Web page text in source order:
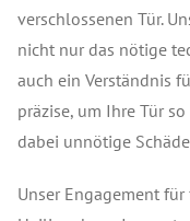
verschlossenen Tür.
nicht nur das nötige
auch ein Verständnis
präzise, um Ihre Tür
dabei unnötige
Unser Engagement